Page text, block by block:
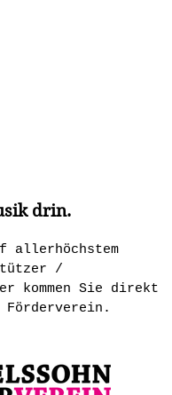
drin.
allerhöchstem
/
kommen Sie direkt
Förderverein.